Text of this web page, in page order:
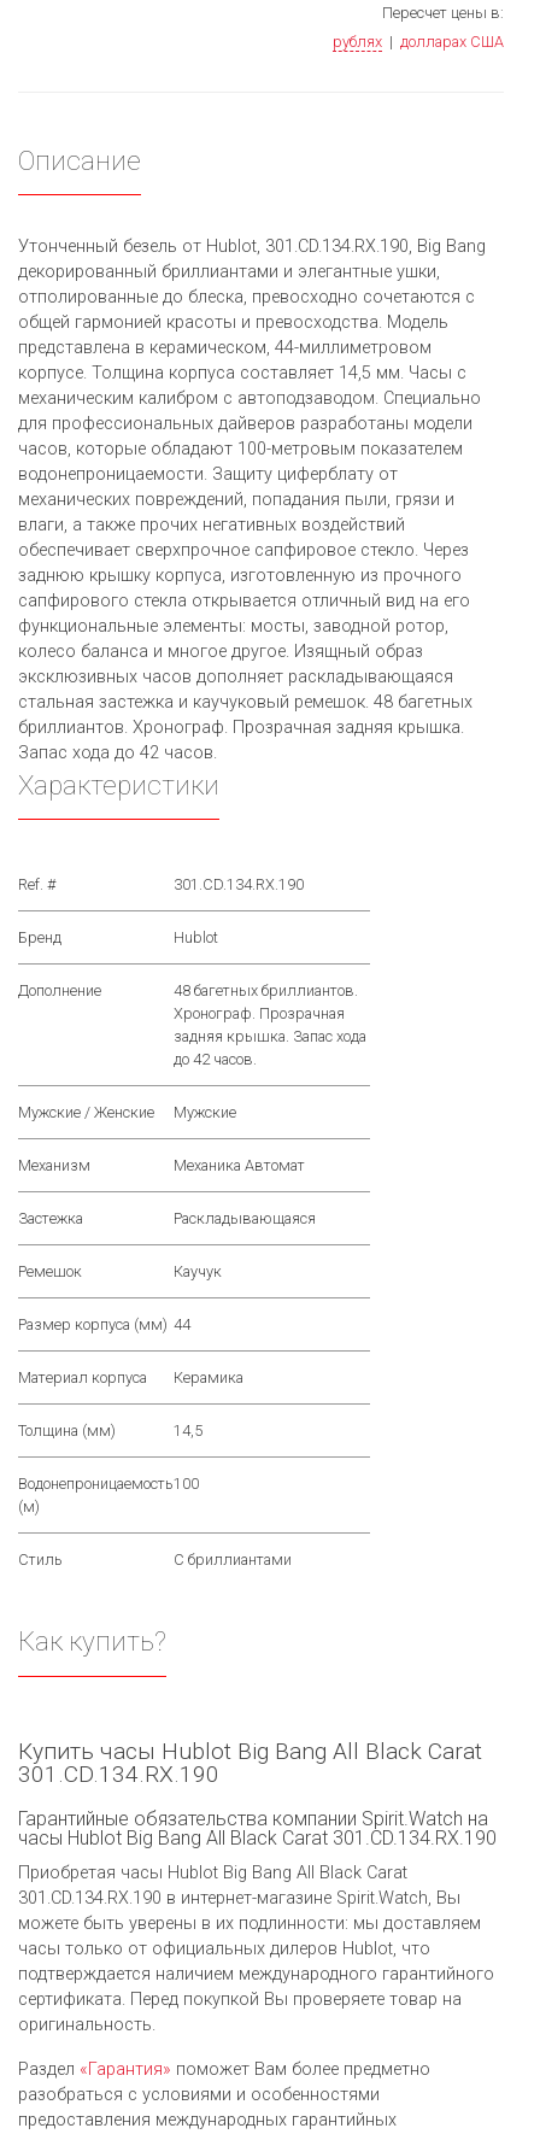
Пересчет цены в:
рублях | долларах США
Описание
Утонченный безель от Hublot, 301.CD.134.RX.190, Big Bang
декорированный бриллиантами и элегантные ушки,
отполированные до блеска, превосходно сочетаются с
общей гармонией красоты и превосходства. Модель
представлена в керамическом, 44-миллиметровом
корпусе. Толщина корпуса составляет 14,5 мм. Часы с
механическим калибром с автоподзаводом. Специально
для профессиональных дайверов разработаны модели
часов, которые обладают 100-метровым показателем
водонепроницаемости. Защиту циферблату от
механических повреждений, попадания пыли, грязи и
влаги, а также прочих негативных воздействий
обеспечивает сверхпрочное сапфировое стекло. Через
заднюю крышку корпуса, изготовленную из прочного
сапфирового стекла открывается отличный вид на его
функциональные элементы: мосты, заводной ротор,
колесо баланса и многое другое. Изящный образ
эксклюзивных часов дополняет раскладывающаяся
стальная застежка и каучуковый ремешок. 48 багетных
бриллиантов. Хронограф. Прозрачная задняя крышка.
Запас хода до 42 часов.
Характеристики
Ref. # 301.CD.134.RX.190
Бренд Hublot
Дополнение
48 багетных бриллиантов.
Хронограф. Прозрачная
задняя крышка. Запас хода
до 42 часов.
Мужские / Женские Мужские
Механизм Механика Автомат
Застежка Раскладывающаяся
Ремешок Каучук
Размер корпуса (мм) 44
Материал корпуса Керамика
Толщина (мм) 14,5
Водонепроницаемость
(м)
100
Стиль С бриллиантами
Как купить?
Купить часы Hublot Big Bang All Black Carat
301.CD.134.RX.190
Гарантийные обязательства компании Spirit.Watch на
часы Hublot Big Bang All Black Carat 301.CD.134.RX.190
Приобретая часы Hublot Big Bang All Black Carat
301.CD.134.RX.190 в интернет-магазине Spirit.Watch, Вы
можете быть уверены в их подлинности: мы доставляем
часы только от официальных дилеров Hublot, что
подтверждается наличием международного гарантийного
сертификата. Перед покупкой Вы проверяете товар на
оригинальность.
Раздел «Гарантия» поможет Вам более предметно
разобраться с условиями и особенностями
предоставления международных гарантийных